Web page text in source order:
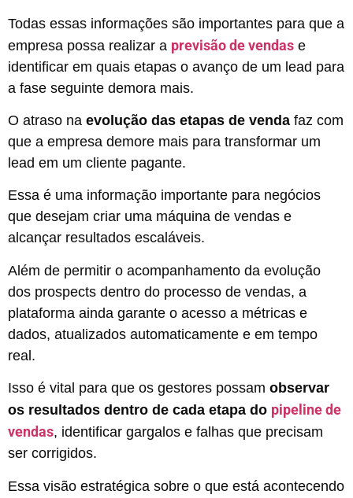
Todas essas informações são importantes para que a
empresa possa realizar a previsão de vendas e
identificar em quais etapas o avanço de um lead para
a fase seguinte demora mais.
O atraso na evolução das etapas de venda faz com
que a empresa demore mais para transformar um
lead em um cliente pagante.
Essa é uma informação importante para negócios
que desejam criar uma máquina de vendas e
alcançar resultados escaláveis.
Além de permitir o acompanhamento da evolução
dos prospects dentro do processo de vendas, a
plataforma ainda garante o acesso a métricas e
dados, atualizados automaticamente e em tempo
real.
Isso é vital para que os gestores possam observar
os resultados dentro de cada etapa do pipeline de
vendas, identificar gargalos e falhas que precisam
ser corrigidos.
Essa visão estratégica sobre o que está acontecendo